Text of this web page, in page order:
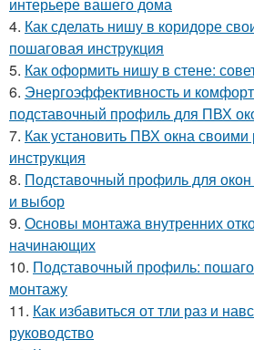
4. Как сделать нишу в коридоре
пошаговая инструкция
5. Как оформить нишу в стене:
6. Энергоэффективность и
подставочный профиль для ПВХ
7. Как установить ПВХ окна
инструкция
8. Подставочный профиль для
и выбор
9. Основы монтажа внутренних
начинающих
10. Подставочный профиль:
монтажу
11. Как избавиться от тли раз и
руководство